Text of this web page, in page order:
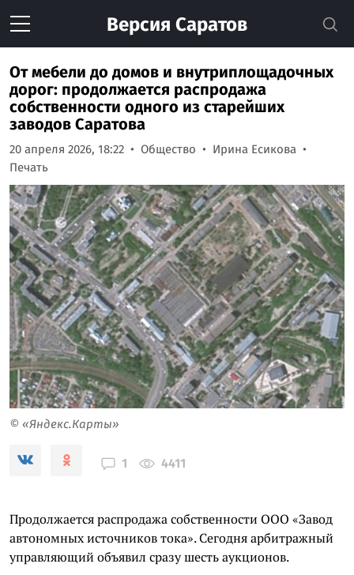
Версия Саратов
От мебели до домов и внутриплощадочных
дорог: продолжается распродажа
собственности одного из старейших
заводов Саратова
20 апреля 2026, 18:22 Общество
Ирина Есикова
Печать
© «Яндекс.Карты»
1 4411
Продолжается распродажа собственности ООО «Завод
автономных источников тока». Сегодня арбитражный
управляющий объявил сразу шесть аукционов.